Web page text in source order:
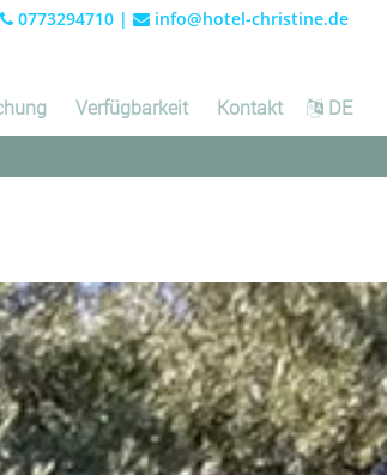
0773294710| info@hotel-christine.de
Verfügbarkeit Kontakt DE